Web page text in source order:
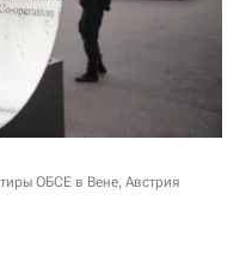
ОБСЕ в Вене, Австрия